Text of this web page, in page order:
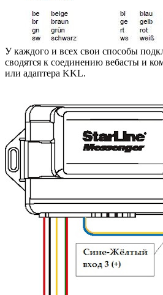
У каждого и всех свои способы
сводятся к соединению вебасты и
или адаптера KKL.